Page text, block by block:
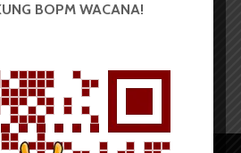
BOPM WACANA!